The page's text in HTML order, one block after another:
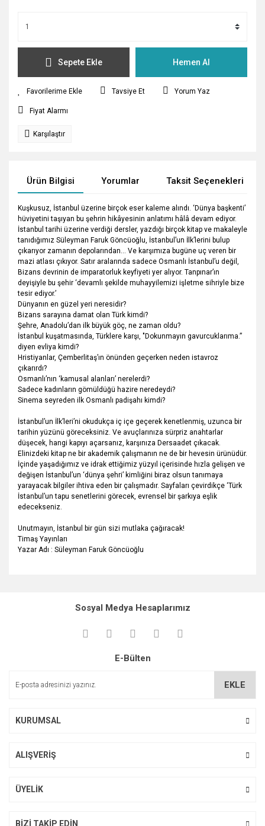
Sepete Ekle Hemen Al
Tavsiye Et Yorum Yaz
Fiyat Alarmı
Karşılaştır
Ürün Bilgisi Yorumlar Taksit Seçenekleri
Kuşkusuz, İstanbul üzerine birçok eser kaleme alındı. ‘Dünya başkenti’
hüviyetini taşıyan bu şehrin hikâyesinin anlatımı hâlâ devam ediyor.
İstanbul tarihi üzerine verdiği dersler, yazdığı birçok kitap ve makaleyle
tanıdığımız Süleyman Faruk Göncüoğlu, İstanbul’un İlk’lerini bulup
çıkarıyor zamanın depolarından… Ve karşımıza bugüne uç veren bir
mazi atlası çıkıyor. Satır aralarında sadece Osmanlı İstanbul’u değil,
Bizans devrinin de imparatorluk keyfiyeti yer alıyor. Tanpınar’ın
deyişiyle bu şehir ‘devamlı şekilde muhayyilemizi işletme sihriyle bize
tesir ediyor.’
Dünyanın en güzel yeri neresidir?
Bizans sarayına damat olan Türk kimdi?
Şehre, Anadolu’dan ilk büyük göç, ne zaman oldu?
İstanbul kuşatmasında, Türklere karşı, "Dokunmayın gavurcuklarıma.”
diyen evliya kimdi?
Hristiyanlar, Çemberlitaş’ın önünden geçerken neden istavroz
çıkarırdı?
Osmanlı’nın ‘kamusal alanları’ nerelerdi?
Sadece kadınların gömüldüğü hazire neredeydi?
Sinema seyreden ilk Osmanlı padişahı kimdi?
İstanbul’un İlk’leri’ni okudukça iç içe geçerek kenetlenmiş, uzunca bir
tarihin yüzünü göreceksiniz. Ve avuçlarınıza sürpriz anahtarlar
düşecek, hangi kapıyı açarsanız, karşınıza Dersaadet çıkacak.
Elinizdeki kitap ne bir akademik çalışmanın ne de bir hevesin ürünüdür.
İçinde yaşadığımız ve idrak ettiğimiz yüzyıl içerisinde hızla gelişen ve
değişen İstanbul’un ‘dünya şehri’ kimliğini biraz olsun tanımaya
yarayacak bilgiler ihtiva eden bir çalışmadır. Sayfaları çevirdikçe ‘Türk
İstanbul’un tapu senetlerini görecek, evrensel bir şarkıya eşlik
edecekseniz.
Unutmayın, İstanbul bir gün sizi mutlaka çağıracak!
Timaş Yayınları
Yazar Adı : Süleyman Faruk Göncüoğlu
kullanarak tarafımıza iletebilirsiniz.
Görüş ve önerileriniz için teşekkür ederiz.
Ürün açıklamasında eksik bilgiler bulunuyor.
Sosyal Medya Hesaplarımız
E-Bülten
EKLE
KURUMSAL
ALIŞVERİŞ
ÜYELİK
BİZİ TAKİP EDİN